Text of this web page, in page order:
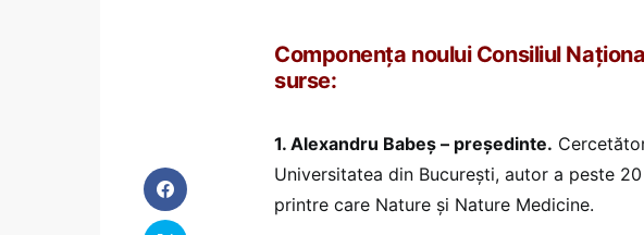
Componența noului Consiliul
surse:
1. Alexandru Babeș – președinte.
Universitatea din București, autor a peste
printre care Nature și Nature Medicine.